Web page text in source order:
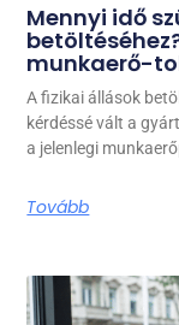
Mennyi idő
munkaerő-
A fizikai állások
kérdéssé vált a
a jelenlegi
Tovább